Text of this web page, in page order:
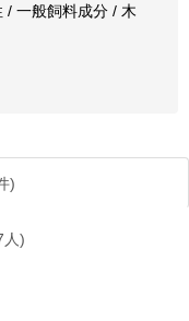
/ 一般飼料成分 / 木
)
人)